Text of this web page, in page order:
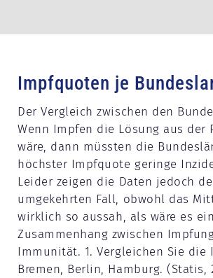
Impfquoten je
Der Vergleich zwischen den
Wenn Impfen die Lösung aus der
wäre, dann müssten die
höchster Impfquote geringe
Leider zeigen die Daten jedoch
umgekehrten Fall, obwohl das
wirklich so aussah, als wäre es
Zusammenhang zwischen
Immunität. 1. Vergleichen Sie die
Bremen, Berlin, Hamburg. (Statis,